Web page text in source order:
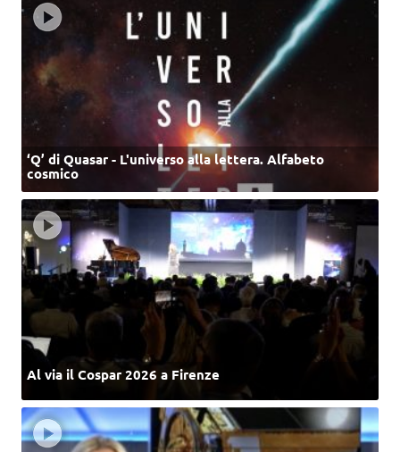
‘Q’ di Quasar - L'universo alla lettera. Alfabeto
cosmico
Al via il Cospar 2026 a Firenze